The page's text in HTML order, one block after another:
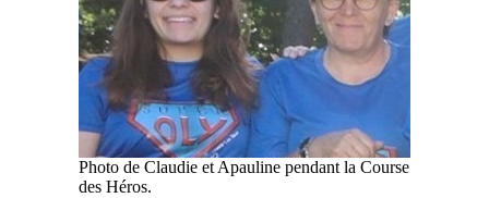
Photo de Claudie et Apauline pendant la Course
des Héros.